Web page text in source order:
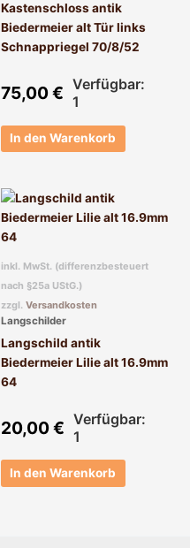
Kastenschloss antik
Biedermeier alt Tür links
Schnappriegel 70/8/52
75,00€ Verfügbar:
1
In den Warenkorb
inkl. MwSt. (differenzbesteuert
nach §25a UStG.)
zzgl. Versandkosten
Langschilder
Langschild antik
Biedermeier Lilie alt 16.9mm
64
20,00€ Verfügbar:
1
In den Warenkorb